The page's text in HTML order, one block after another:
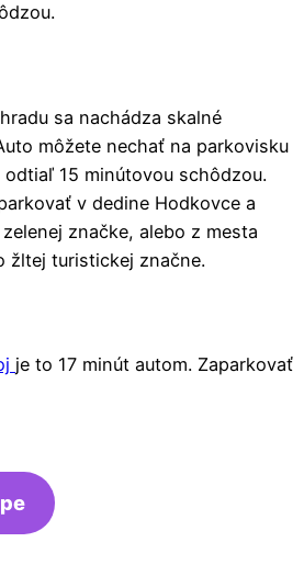
sa nachádza skalné
môžete nechať na parkovisku
15 minútovou schôdzou.
v dedine Hodkovce a
značke, alebo z mesta
žltej turistickej značne.
je to 17 minút autom. Zaparkovať